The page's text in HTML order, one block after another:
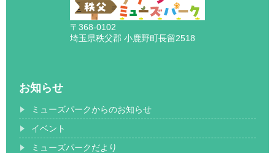
〒368-0102
埼玉県秩父郡 小鹿野町長留2518
お知らせ
ミューズパークからのお知らせ
イベント
ミューズパークだより